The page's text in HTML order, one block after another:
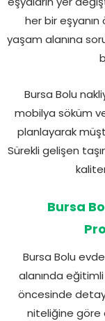
her bir eşyanın
yaşam alanına
Bursa Bolu
mobilya söküm
planlayarak
Sürekli gelişen
Bursa
Bursa Bolu
alanında
öncesinde
niteliğine göre